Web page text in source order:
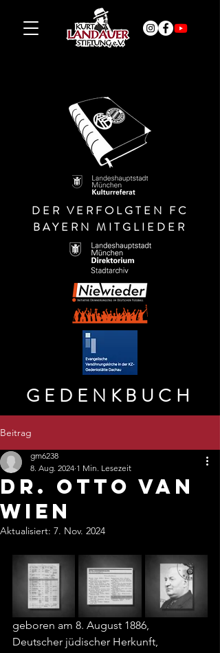
DER VERFOLGTEN FC
BAYERN MITGLIEDER
GEDENKBUCH
Beitrag
DR. OTTO VAN
WIEN
gm6238
8. Aug. 2024 1 Min. Lesezeit
Aktualisiert: 7. Nov. 2024
geboren am 8. August 1886,
Deutscher jüdischer Herkunft,